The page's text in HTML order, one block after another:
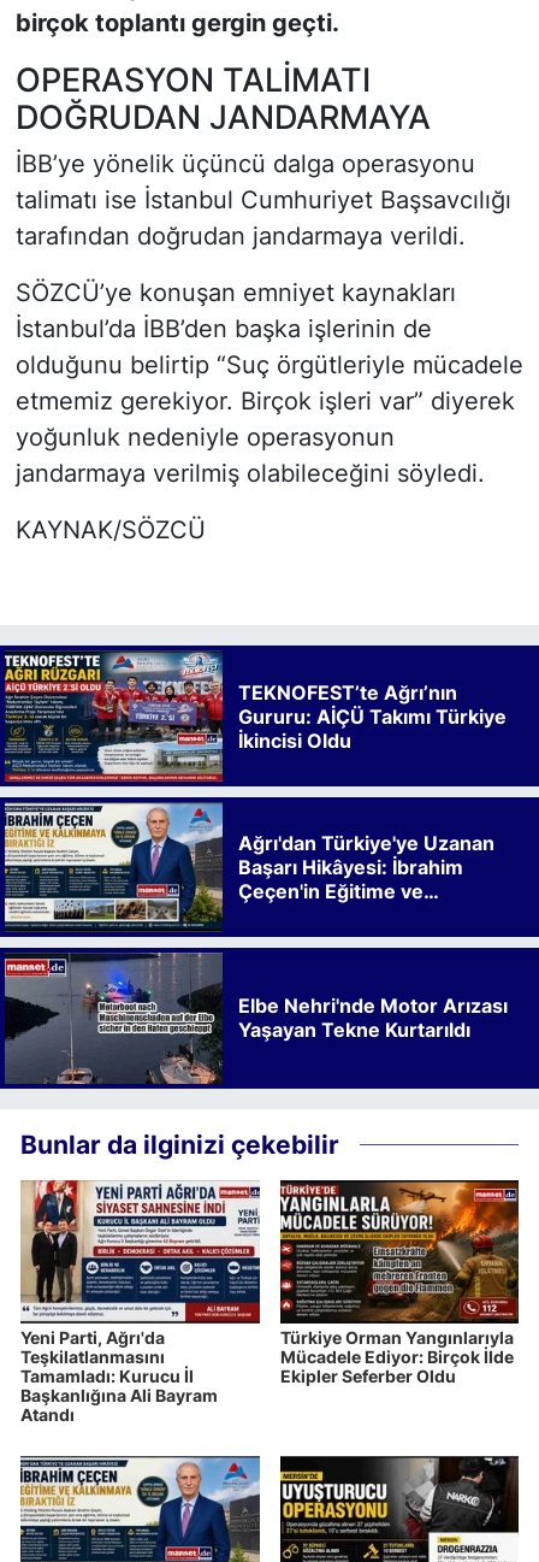
birçok toplantı gergin geçti.
OPERASYON TALİMATI
DOĞRUDAN JANDARMAYA
İBB’ye yönelik üçüncü dalga operasyonu
talimatı ise İstanbul Cumhuriyet Başsavcılığı
tarafından doğrudan jandarmaya verildi.
SÖZCÜ’ye konuşan emniyet kaynakları
İstanbul’da İBB’den başka işlerinin de
olduğunu belirtip “Suç örgütleriyle mücadele
etmemiz gerekiyor. Birçok işleri var” diyerek
yoğunluk nedeniyle operasyonun
jandarmaya verilmiş olabileceğini söyledi.
KAYNAK/SÖZCÜ
TEKNOFEST’te Ağrı’nın
Gururu: AİÇÜ Takımı Türkiye
İkincisi Oldu
Ağrı'dan Türkiye'ye Uzanan
Başarı Hikâyesi: İbrahim
Çeçen'in Eğitime ve
Elbe Nehri'nde Motor Arızası
Yaşayan Tekne Kurtarıldı
Bunlar da ilginizi çekebilir
Yeni Parti, Ağrı'da
Teşkilatlanmasını
Tamamladı: Kurucu İl
Başkanlığına Ali Bayram
Atandı
Türkiye Orman Yangınlarıyla
Mücadele Ediyor: Birçok İlde
Ekipler Seferber Oldu